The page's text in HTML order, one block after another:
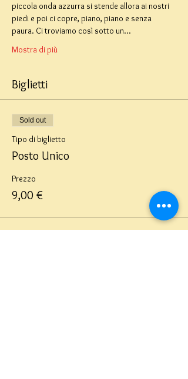
piccola onda azzurra si stende allora ai nostri
piedi e poi ci copre, piano, piano e senza
paura. Ci troviamo così sotto un…
Mostra di più
Biglietti
Sold out
Tipo di biglietto
Posto Unico
Prezzo
9,00 €